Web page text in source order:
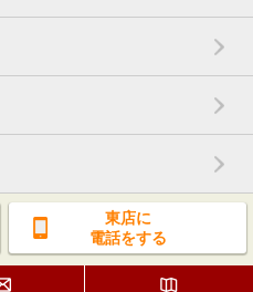
東店に
電話をする